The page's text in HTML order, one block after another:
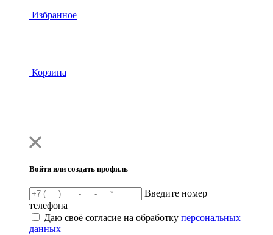
Избранное
Корзина
Войти или создать профиль
Введите номер
телефона
Даю своё согласие на обработку персональных
данных